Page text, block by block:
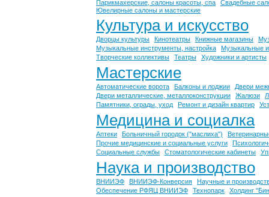
Парикмахерские, салоны красоты, спа
Свадебные
Ювелирные салоны и мастерские
Культура и искусство
Дворцы культуры Кинотеатры Книжные магазины
Музыкальные инструменты, настройка
Музыкальные
Творческие коллективы
Театры Художники и артисты
Мастерские
Автоматические ворота Балконы и лоджии
Двери
Двери металлические, металлоконструкции
Жалюзи
Памятники, ограды, уход
Ремонт и дизайн квартир
Медицина и социалка
Аптеки Больничный городок ("маслиха")
Прочие медицинские и социальные услуги
Социальные службы
Стоматологические кабинеты
Наука и производство
ВНИИЭФ ВНИИЭФ-Конверсия
Научные и
Обеспечение РФЯЦ ВНИИЭФ
Технопарк Холдинг